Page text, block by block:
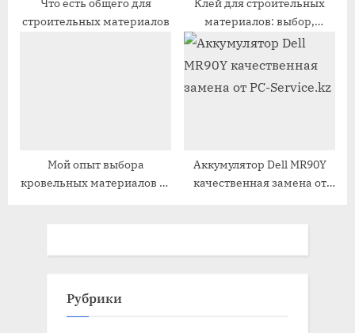
строительных материалов
материалов: выбор,
подготовка поверхности и
Мой опыт выбора
кровельных материалов от
Аккумулятор Dell MR90Y
качественная замена от
Рубрики